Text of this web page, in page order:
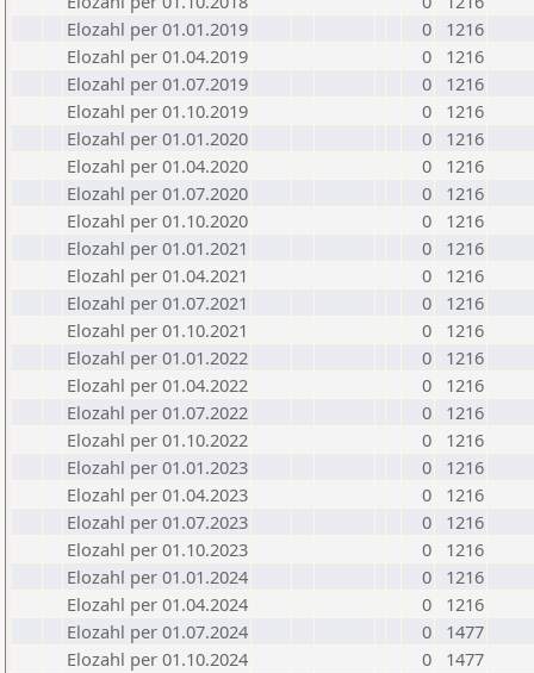
Elozahl per 01.01.2019
0
1216
Elozahl per 01.04.2019
0
1216
Elozahl per 01.07.2019
0
1216
Elozahl per 01.10.2019
0
1216
Elozahl per 01.01.2020
0
1216
Elozahl per 01.04.2020
0
1216
Elozahl per 01.07.2020
0
1216
Elozahl per 01.10.2020
0
1216
Elozahl per 01.01.2021
0
1216
Elozahl per 01.04.2021
0
1216
Elozahl per 01.07.2021
0
1216
Elozahl per 01.10.2021
0
1216
Elozahl per 01.01.2022
0
1216
Elozahl per 01.04.2022
0
1216
Elozahl per 01.07.2022
0
1216
Elozahl per 01.10.2022
0
1216
Elozahl per 01.01.2023
0
1216
Elozahl per 01.04.2023
0
1216
Elozahl per 01.07.2023
0
1216
Elozahl per 01.10.2023
0
1216
Elozahl per 01.01.2024
0
1216
Elozahl per 01.04.2024
0
1216
Elozahl per 01.07.2024
0
1477
Elozahl per 01.10.2024
0
1477